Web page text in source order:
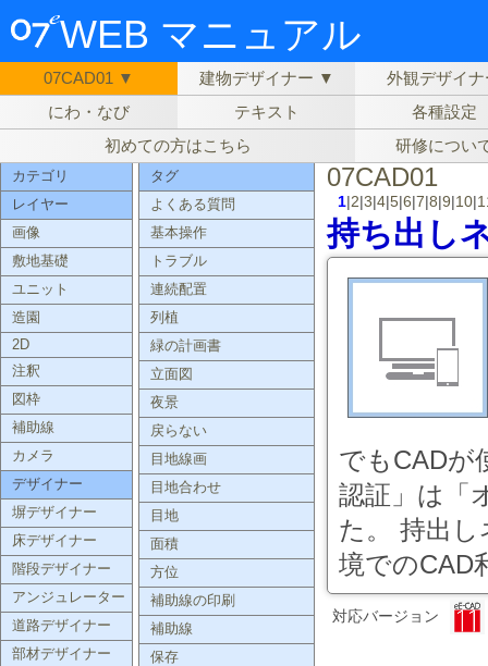
WEB マニュアル
07CAD01 ▼ 建物デザイナー ▼
外観デザイナ
にわ・なび
テキスト
各種設定
初めての方はこちら
研修につい
カテゴリ
レイヤー
画像
敷地基礎
ユニット
造園
2D
注釈
図枠
補助線
カメラ
デザイナー
塀デザイナー
床デザイナー
階段デザイナー
アンジュレーター
道路デザイナー
部材デザイナー
タグ
よくある質問
基本操作
トラブル
連続配置
列植
緑の計画書
立面図
夜景
戻らない
目地線画
目地合わせ
目地
面積
方位
補助線の印刷
補助線
保存
07CAD01
1|2|3|4|5|6|7|8|9|10|
持ち出し
でもCADが
認証」は「
た。 持出
境でのCAD
対応バージョン